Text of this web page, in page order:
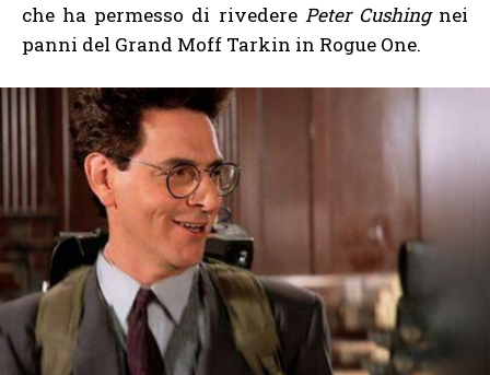
che ha permesso di rivedere Peter Cushingnei
panni del Grand Moff Tarkin in Rogue One.